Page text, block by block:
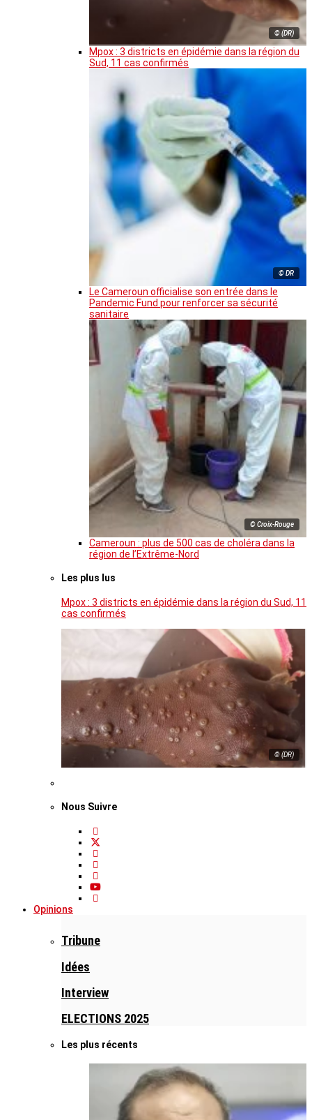
© (DR)
Mpox : 3 districts en épidémie dans la région du
Sud, 11 cas confirmés
© DR
Le Cameroun officialise son entrée dans le
Pandemic Fund pour renforcer sa sécurité
sanitaire
© Croix-Rouge
Cameroun : plus de 500 cas de choléra dans la
région de l’Extrême-Nord
Les plus lus
Mpox : 3 districts en épidémie dans la région du Sud, 11
cas confirmés
© (DR)
Nous Suivre
Opinions
Tribune
Idées
Interview
ELECTIONS 2025
Les plus récents